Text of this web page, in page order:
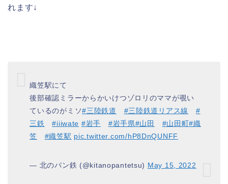
れます↓
織笠駅にて
後部確認ミラーからかいけつゾロリのママが覗い
ているのがミソ#三陸鉄道 #三陸鉄道リアス線
#
三鉄
#iiiwate #岩手 #岩手県#山田 #山田町#織
笠
#織笠駅 pic.twitter.com/hP8DnQUNFF
— 北のパン鉄 (@kitanopantetsu) May 15, 2022